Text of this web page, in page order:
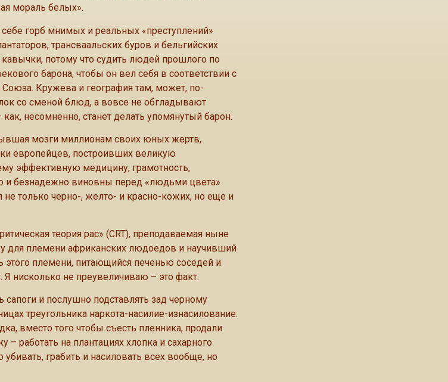
мораль белых».
горб мнимых и реальных «преступлений»
трансваальских буров и бельгийских
кавычки, потому что судить людей прошлого по
барона, чтобы он вел себя в соответствии с
Кружева и география там, может, по-
со сменой блюд, а вовсе не обгладывают
несомненно, станет делать упомянутый барон.
мозги миллионам своих юных жертв,
европейцев, построивших великую
эффективную медицину, грамотность,
и безнадежно виновны перед «людьми цвета»
только черно-, желто- и красно-кожих, но еще и
теория рас» (CRT), преподаваемая ныне
для племени африканских людоедов и научивший
племени, питающийся печенью соседей и
нисколько не преувеличиваю – это факт.
и послушно подставлять зад черному
треугольника наркота-насилие-изнасилование.
вместо того чтобы съесть пленника, продали
работать на плантациях хлопка и сахарного
грабить и насиловать всех вообще, но